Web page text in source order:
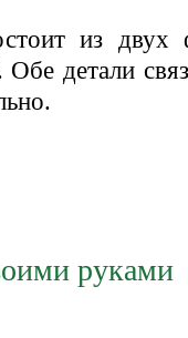
из двух
детали
руками